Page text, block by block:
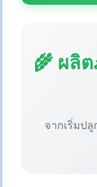
🌾 ผลิ
จากเริ่มป